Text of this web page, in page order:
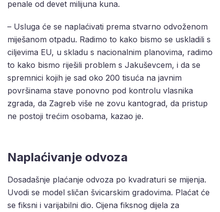
penale od devet milijuna kuna.
– Usluga će se naplaćivati prema stvarno odvoženom
miješanom otpadu. Radimo to kako bismo se uskladili s
ciljevima EU, u skladu s nacionalnim planovima, radimo
to kako bismo riješili problem s Jakuševcem, i da se
spremnici kojih je sad oko 200 tisuća na javnim
površinama stave ponovno pod kontrolu vlasnika
zgrada, da Zagreb više ne zovu kantograd, da pristup
ne postoji trećim osobama, kazao je.
Naplaćivanje odvoza
Dosadašnje plaćanje odvoza po kvadraturi se mijenja.
Uvodi se model sličan švicarskim gradovima. Plaćat će
se fiksni i varijabilni dio. Cijena fiksnog dijela za